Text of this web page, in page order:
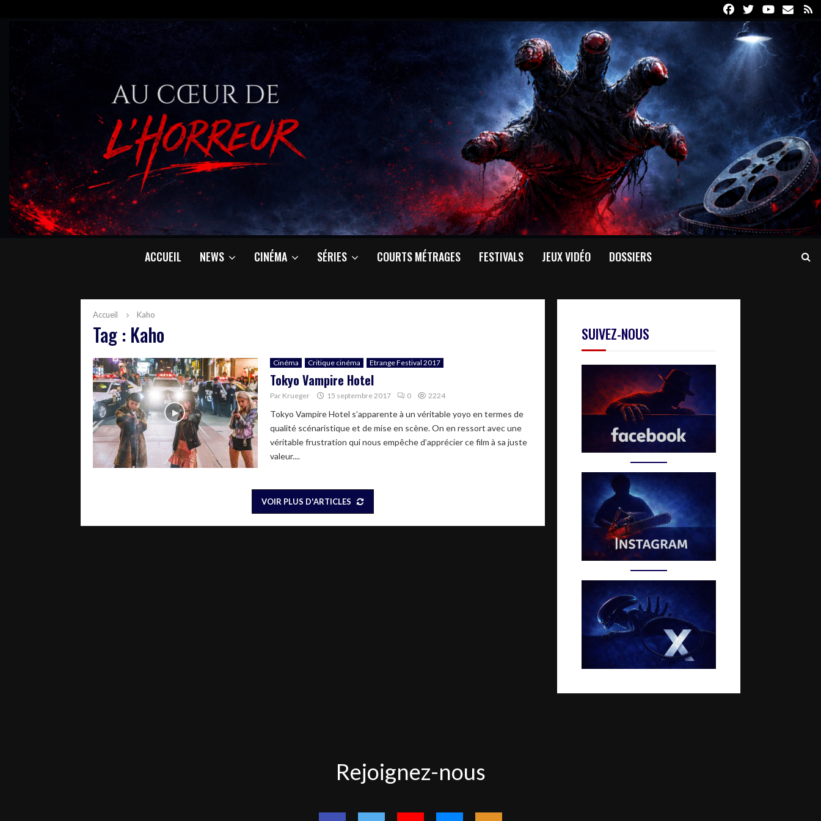
FacebookTwitterYoutube
Email
ACCUEIL NEWS CINÉMA SÉRIES COURTS MÉTRAGES FESTIVALS JEUX VIDÉO DOSSIERS
Accueil Kaho
Tag : Kaho
Cinéma Critique cinéma Etrange Festival 2017
Tokyo Vampire Hotel
Par Krueger 15 septembre 2017 0 2224
Tokyo Vampire Hotel s’apparente à un véritable yoyo en termes de
qualité scénaristique et de mise en scène. On en ressort avec une
véritable frustration qui nous empêche d’apprécier ce film à sa juste
valeur....
VOIR PLUS D'ARTICLES
SUIVEZ-NOUS
nous
Rejoignez-nous